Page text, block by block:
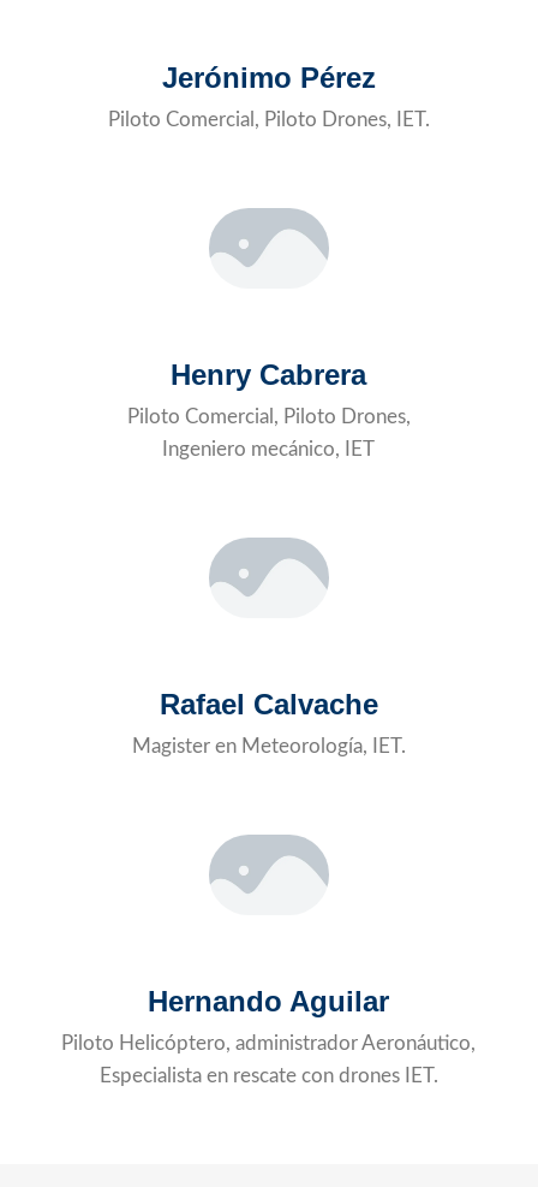
Jerónimo Pérez
Piloto Comercial, Piloto Drones, IET.
Henry Cabrera
Piloto Comercial, Piloto Drones,
Ingeniero mecánico, IET
Rafael Calvache
Magister en Meteorología, IET.
Hernando Aguilar
Piloto Helicóptero, administrador Aeronáutico,
Especialista en rescate con drones IET.